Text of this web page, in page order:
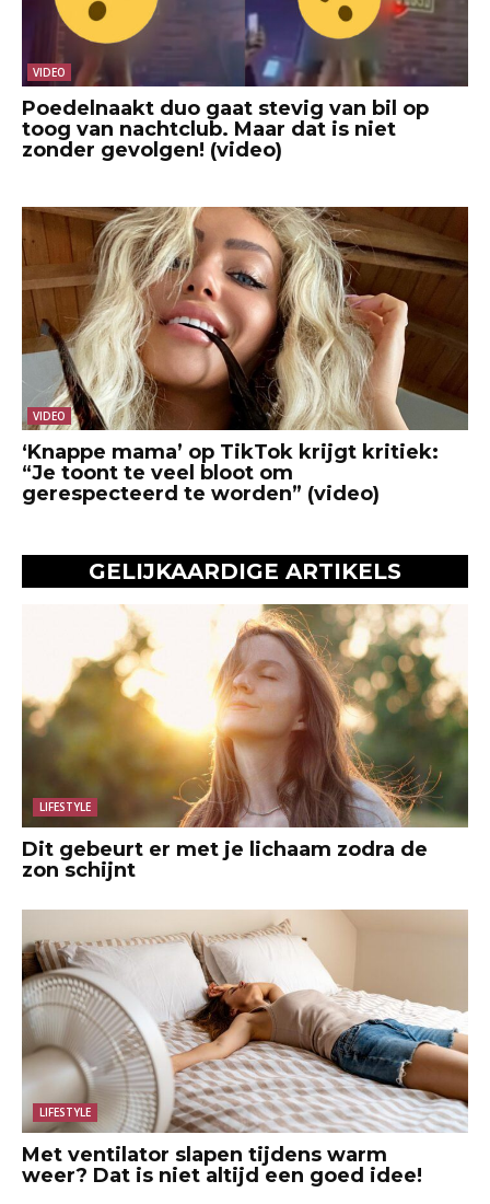
VIDEO
Poedelnaakt duo gaat stevig van bil op
toog van nachtclub. Maar dat is niet
zonder gevolgen! (video)
VIDEO
‘Knappe mama’ op TikTok krijgt kritiek:
“Je toont te veel bloot om
gerespecteerd te worden” (video)
GELIJKAARDIGE ARTIKELS
LIFESTYLE
Dit gebeurt er met je lichaam zodra de
zon schijnt
LIFESTYLE
Met ventilator slapen tijdens warm
weer? Dat is niet altijd een goed idee!